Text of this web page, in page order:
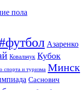
пола
Азаренко
Ковальчук Кубок
спорта и туризма Минск
Саснович